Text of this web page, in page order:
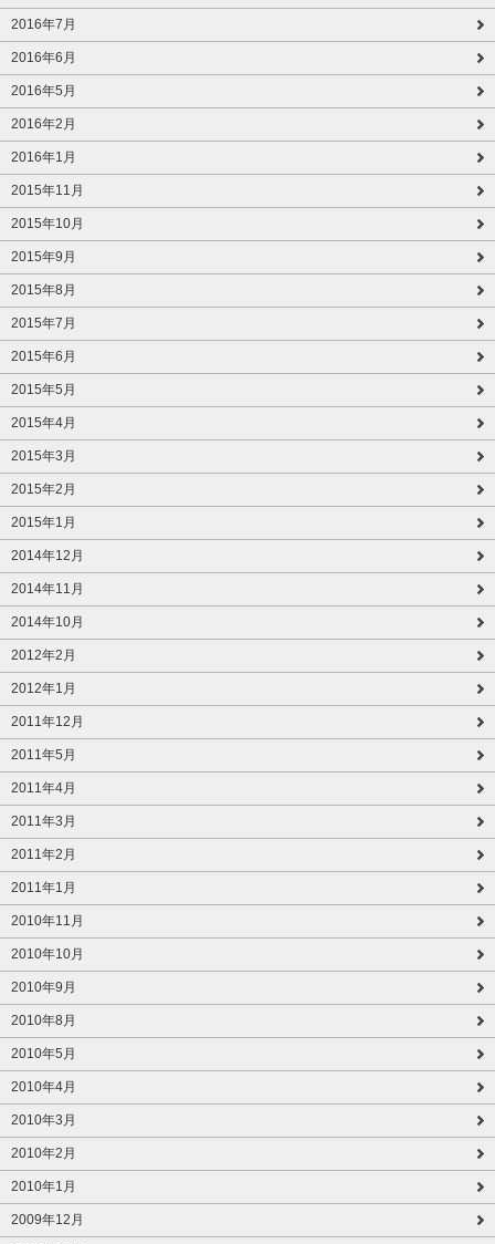
2016年7月
2016年6月
2016年5月
2016年2月
2016年1月
2015年11月
2015年10月
2015年9月
2015年8月
2015年7月
2015年6月
2015年5月
2015年4月
2015年3月
2015年2月
2015年1月
2014年12月
2014年11月
2014年10月
2012年2月
2012年1月
2011年12月
2011年5月
2011年4月
2011年3月
2011年2月
2011年1月
2010年11月
2010年10月
2010年9月
2010年8月
2010年5月
2010年4月
2010年3月
2010年2月
2010年1月
2009年12月